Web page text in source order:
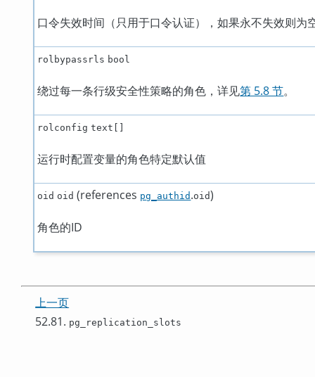
口令失效时间（只用于口令认证），如果永不失效则为
rolbypassrls bool
绕过每一条行级安全性策略的角色，详见第 5.8 节。
rolconfig text[]
运行时配置变量的角色特定默认值
oid oid (references pg_authid .oid)
角色的ID
上一页
52.81. pg_replication_slots